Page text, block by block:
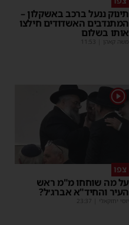
תינוק ננעל ברכב באשקלון –
המתנדבים האשדודים חילצו
אותו בשלום
משה קאהן 11:53
1
צפו
על מה שוחחו מ"מ ראש
העיר והחיד"א אברג׳ל?
יוסי יחזקאלי 23:37